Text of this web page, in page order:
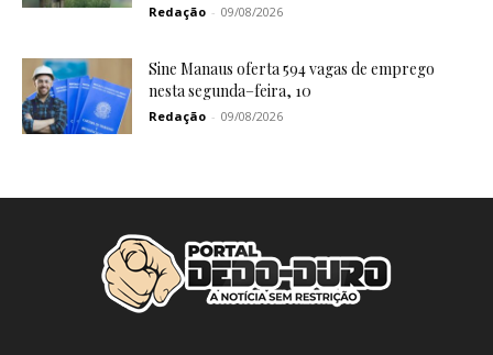
Redação - 09/08/2026
Sine Manaus oferta 594 vagas de emprego
nesta segunda–feira, 10
Redação - 09/08/2026